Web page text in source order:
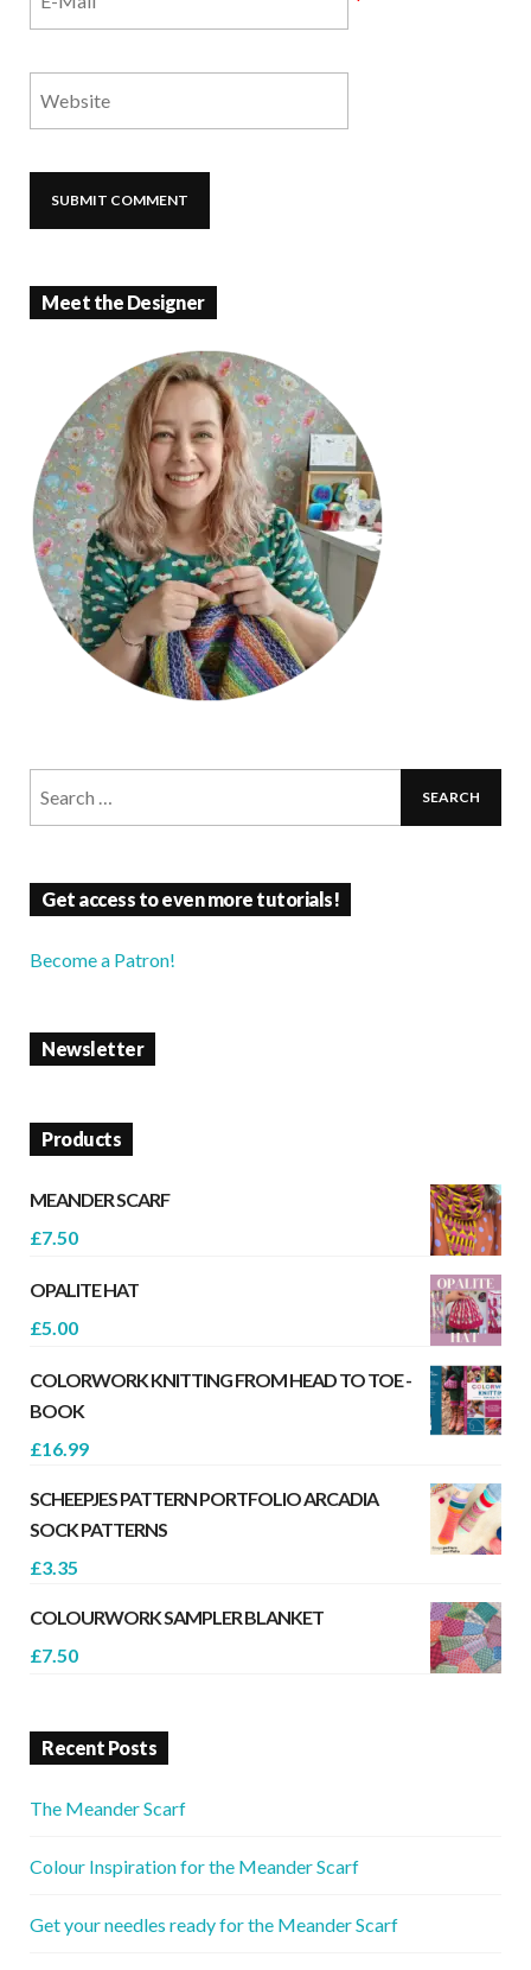
Meet the Designer
Get access to even more tutorials!
Become a Patron!
Newsletter
Products
MEANDER SCARF
£7.50
OPALITE HAT
£5.00
COLORWORK KNITTING FROM HEAD TO TOE -
BOOK
£16.99
SCHEEPJES PATTERN PORTFOLIO ARCADIA
SOCK PATTERNS
£3.35
COLOURWORK SAMPLER BLANKET
£7.50
Recent Posts
The Meander Scarf
Colour Inspiration for the Meander Scarf
Get your needles ready for the Meander Scarf